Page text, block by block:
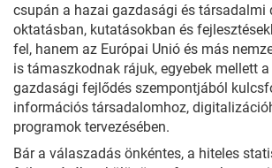
csupán a hazai gazdasági és társadalmi
oktatásban, kutatásokban és
fel, hanem az Európai Unió és más
is támaszkodnak rájuk, egyebek mellett
gazdasági fejlődés szempontjából
információs társadalomhoz,
programok tervezésében.
Bár a válaszadás önkéntes, a hiteles